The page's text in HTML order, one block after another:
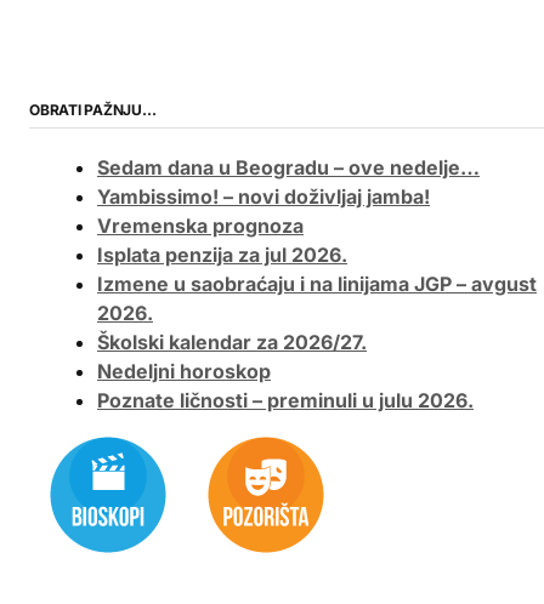
OBRATI PAŽNJU…
Sedam dana u Beogradu – ove nedelje…
Yambissimo! – novi doživljaj jamba!
Vremenska prognoza
Isplata penzija za jul 2026.
Izmene u saobraćaju i na linijama JGP – avgust
2026.
Školski kalendar za 2026/27.
Nedeljni horoskop
Poznate ličnosti – preminuli u julu 2026.